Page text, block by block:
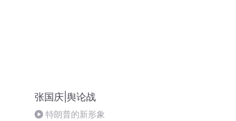
张国庆|舆论战
特朗普的新形象